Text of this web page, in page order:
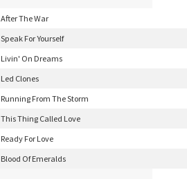
After The War
Speak For Yourself
Livin' On Dreams
Led Clones
Running From The Storm
This Thing Called Love
Ready For Love
Blood Of Emeralds